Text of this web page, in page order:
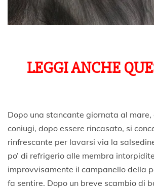
LEGGI ANCHE
Dopo una stancante giornata al mare,
coniugi, dopo essere rincasato, si
rinfrescante per lavarsi via la
po’ di refrigerio alle membra
improvvisamente il campanello della
fa sentire. Dopo un breve scambio di